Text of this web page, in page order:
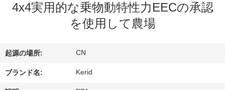
オ
た
し
4x4実用的な乗物動特性力EECの承認
を使用して農場
起源の場所: CN
ブランド名: Kerid